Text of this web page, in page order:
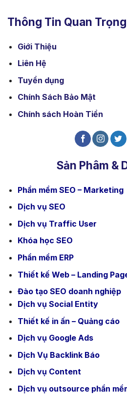
Thông Tin Quan Trọng
Giới Thiệu
Liên Hệ
Tuyển dụng
Chính Sách Bảo Mật
Chính sách Hoàn Tiền
Sản Phâm &
Phần mềm SEO – Marketing
Dịch vụ SEO
Dịch vụ Traffic User
Khóa học SEO
Phần mềm ERP
Thiết kế Web – Landing
Đào tạo SEO doanh nghiệp
Dịch vụ Social Entity
Thiết kế in ấn – Quảng cáo
Dịch vụ Google Ads
Dịch Vụ Backlink Báo
Dịch vụ Content
Dịch vụ outsource phần